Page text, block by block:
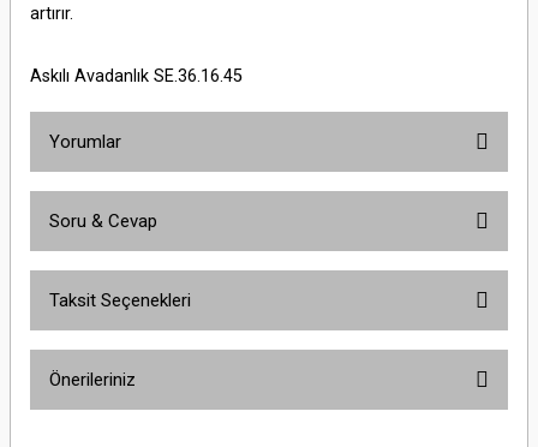
artırır.
Askılı Avadanlık SE.36.16.45
Yorumlar
Soru & Cevap
Taksit Seçenekleri
Önerileriniz